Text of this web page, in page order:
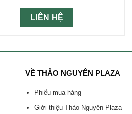
LIÊN HỆ
VỀ THẢO NGUYÊN PLAZA
Phiếu mua hàng
Giới thiệu Thảo Nguyên Plaza